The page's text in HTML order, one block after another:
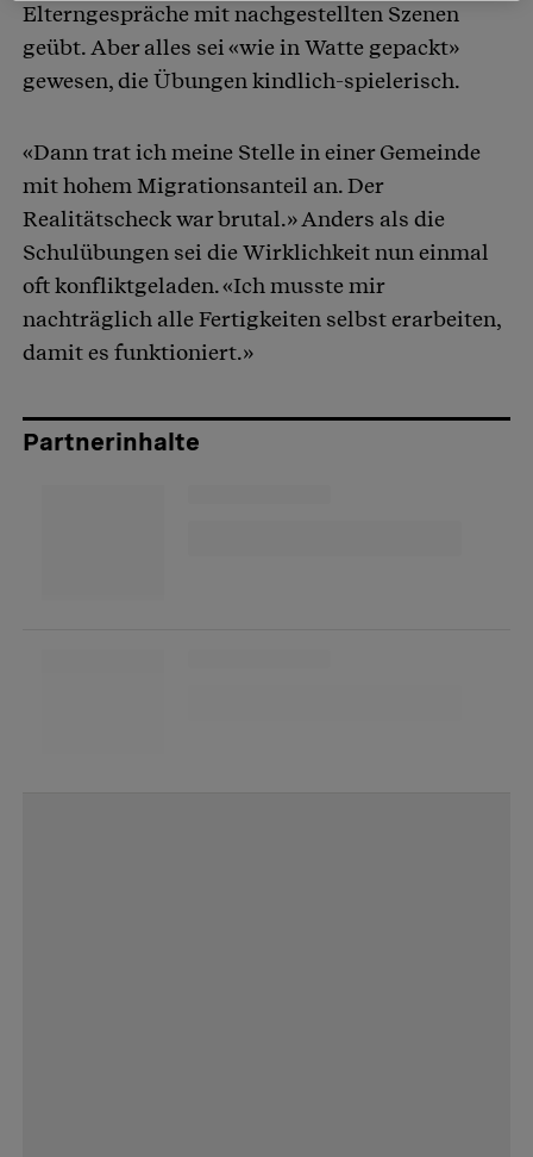
Elterngespräche mit nachgestellten Szenen
geübt. Aber alles sei «wie in Watte gepackt»
gewesen, die Übungen kindlich-spielerisch.
«Dann trat ich meine Stelle in einer Gemeinde
mit hohem Migrationsanteil an. Der
Realitätscheck war brutal.» Anders als die
Schulübungen sei die Wirklichkeit nun einmal
oft konfliktgeladen. «Ich musste mir
nachträglich alle Fertigkeiten selbst erarbeiten,
damit es funktioniert.»
Partnerinhalte